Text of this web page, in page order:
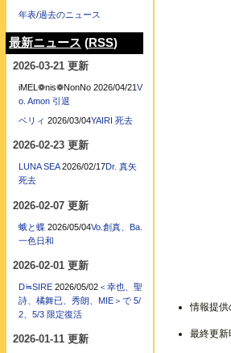
情報提
最終更
年表/過去のニュース
最新ニュース (RSS)
2026-03-21 更新
iMEL❁nis❁NonNo 2026/04/21 V
o. Amon 引退
ベリィ 2026/03/04YAIRI 死去
2026-02-23 更新
LUNA SEA 2026/02/17Dr. 真矢
死去
2026-02-07 更新
蛾と蝶 2026/05/04Vo.創真、Ba.
一色日和
2026-02-01 更新
D≒SIRE 2026/05/02＜幸也、聖
詩、橘舞已、秀朗、MIE＞で 5/
2、5/3 限定復活
2026-01-11 更新